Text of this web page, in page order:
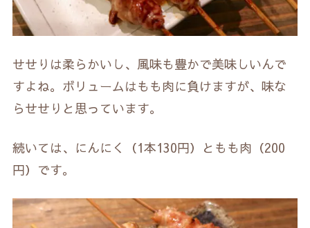
せせりは柔らかいし、風味も豊かで美味しいんで
すよね。ボリュームはもも肉に負けますが、味な
らせせりと思っています。
続いては、にんにく（1本130円）ともも肉（200
円）です。